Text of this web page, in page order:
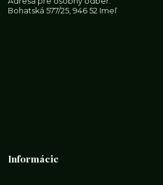
Bohatská 577/25, 946 52 Imeľ
Informácie